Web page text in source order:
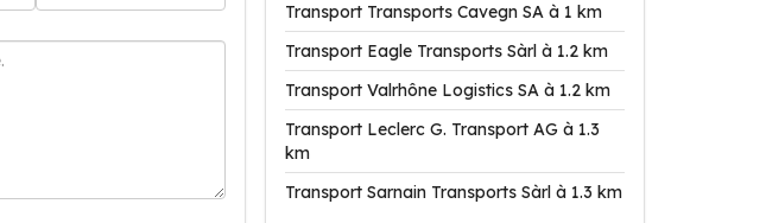
Transport Transports Cavegn SA à 1 km
Transport Eagle Transports Sàrl à 1.2 km
Transport Valrhône Logistics SA à 1.2 km
Transport Leclerc G. Transport AG à 1.3
km
Transport Sarnain Transports Sàrl à 1.3 km